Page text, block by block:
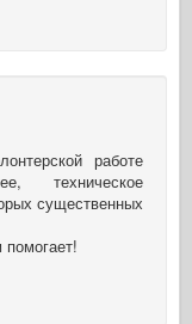
работе
техническое
существенных